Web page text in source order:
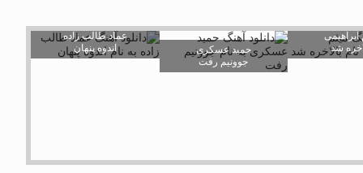
ابراهیمی
شد
حمید عسکری
جوونیم رفت
عماد طالب زاده
اندوه پنهان